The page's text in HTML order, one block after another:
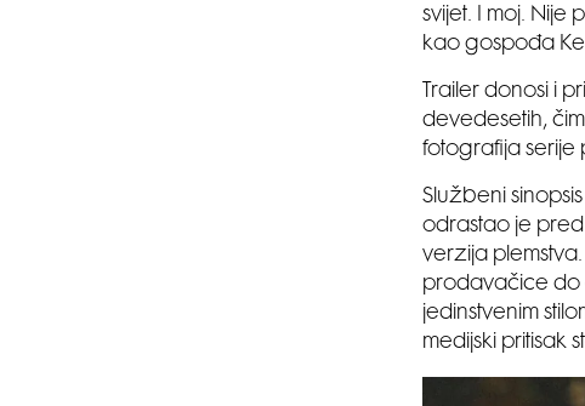
svijet. I moj. Nije
kao gospođa
Trailer donosi i
devedesetih,
fotografija serije
Službeni
odrastao je
verzija
prodavačice do
jedinstvenim
medijski pritisak